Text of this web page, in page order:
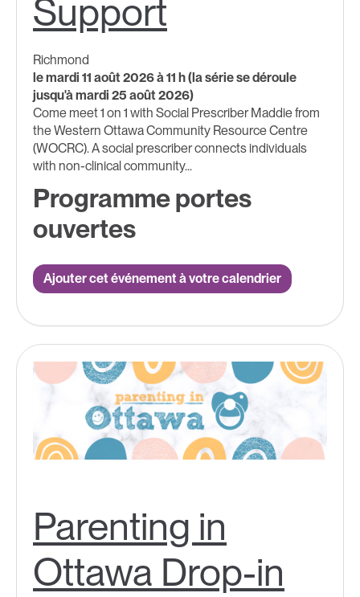
Support
Richmond
le mardi 11 août 2026 à 11 h (la série se déroule
jusqu'à mardi 25 août 2026)
Come meet 1 on 1 with Social Prescriber Maddie from
the Western Ottawa Community Resource Centre
(WOCRC). A social prescriber connects individuals
with non-clinical community...
Programme portes
ouvertes
Ajouter cet événement à votre calendrier
Parenting in
Ottawa Drop-in